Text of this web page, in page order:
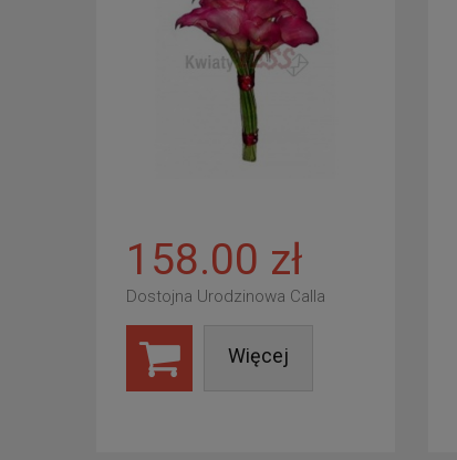
158.00 zł
Dostojna Urodzinowa Calla
Więcej